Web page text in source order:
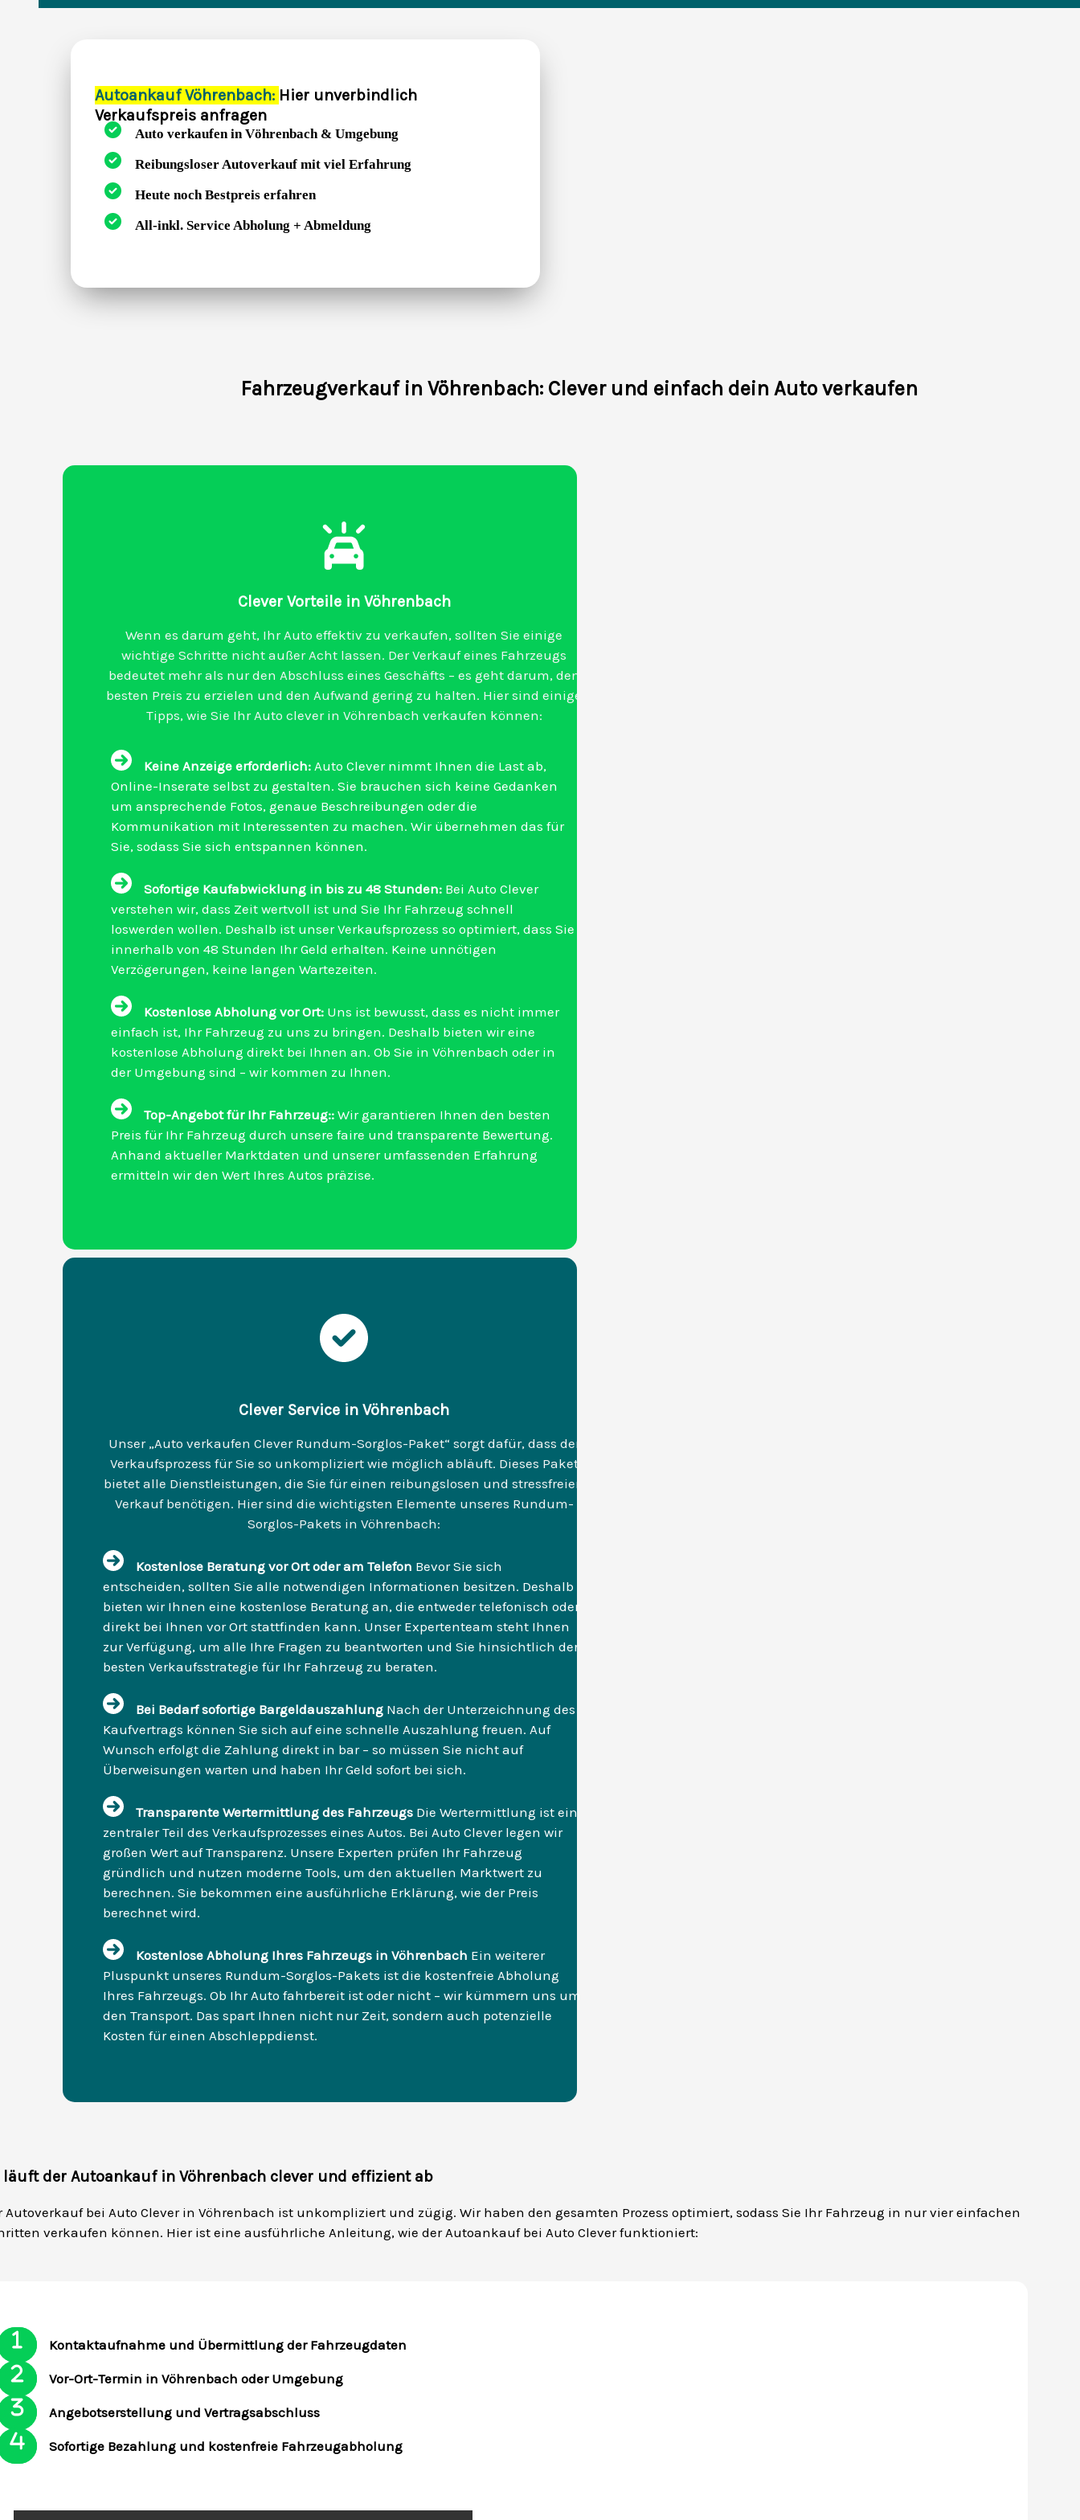
Autoankauf Vöhrenbach: Hier unverbindlich
Verkaufspreis anfragen
Auto verkaufen in Vöhrenbach & Umgebung
Reibungsloser Autoverkauf mit viel Erfahrung
Heute noch Bestpreis erfahren
All-inkl. Service Abholung + Abmeldung
Fahrzeugverkauf in Vöhrenbach: Clever und einfach dein Auto verkaufen
Clever Vorteile in Vöhrenbach
Wenn es darum geht, Ihr Auto effektiv zu verkaufen, sollten Sie einige
wichtige Schritte nicht außer Acht lassen. Der Verkauf eines Fahrzeugs
bedeutet mehr als nur den Abschluss eines Geschäfts – es geht darum, den
besten Preis zu erzielen und den Aufwand gering zu halten. Hier sind einige
Tipps, wie Sie Ihr Auto clever in Vöhrenbach verkaufen können:
Keine Anzeige erforderlich: Auto Clever nimmt Ihnen die Last ab,
Online-Inserate selbst zu gestalten. Sie brauchen sich keine Gedanken
um ansprechende Fotos, genaue Beschreibungen oder die
Kommunikation mit Interessenten zu machen. Wir übernehmen das für
Sie, sodass Sie sich entspannen können.
Sofortige Kaufabwicklung in bis zu 48 Stunden: Bei Auto Clever
verstehen wir, dass Zeit wertvoll ist und Sie Ihr Fahrzeug schnell
loswerden wollen. Deshalb ist unser Verkaufsprozess so optimiert, dass Sie
innerhalb von 48 Stunden Ihr Geld erhalten. Keine unnötigen
Verzögerungen, keine langen Wartezeiten.
Kostenlose Abholung vor Ort: Uns ist bewusst, dass es nicht immer
einfach ist, Ihr Fahrzeug zu uns zu bringen. Deshalb bieten wir eine
kostenlose Abholung direkt bei Ihnen an. Ob Sie in Vöhrenbach oder in
der Umgebung sind – wir kommen zu Ihnen.
Top-Angebot für Ihr Fahrzeug:: Wir garantieren Ihnen den besten
Preis für Ihr Fahrzeug durch unsere faire und transparente Bewertung.
Anhand aktueller Marktdaten und unserer umfassenden Erfahrung
ermitteln wir den Wert Ihres Autos präzise.
Clever Service in Vöhrenbach
Unser „Auto verkaufen Clever Rundum-Sorglos-Paket“ sorgt dafür, dass der
Verkaufsprozess für Sie so unkompliziert wie möglich abläuft. Dieses Paket
bietet alle Dienstleistungen, die Sie für einen reibungslosen und stressfreien
Verkauf benötigen. Hier sind die wichtigsten Elemente unseres Rundum-
Sorglos-Pakets in Vöhrenbach:
Kostenlose Beratung vor Ort oder am Telefon Bevor Sie sich
entscheiden, sollten Sie alle notwendigen Informationen besitzen. Deshalb
bieten wir Ihnen eine kostenlose Beratung an, die entweder telefonisch oder
direkt bei Ihnen vor Ort stattfinden kann. Unser Expertenteam steht Ihnen
zur Verfügung, um alle Ihre Fragen zu beantworten und Sie hinsichtlich der
besten Verkaufsstrategie für Ihr Fahrzeug zu beraten.
Bei Bedarf sofortige Bargeldauszahlung Nach der Unterzeichnung des
Kaufvertrags können Sie sich auf eine schnelle Auszahlung freuen. Auf
Wunsch erfolgt die Zahlung direkt in bar – so müssen Sie nicht auf
Überweisungen warten und haben Ihr Geld sofort bei sich.
Transparente Wertermittlung des Fahrzeugs Die Wertermittlung ist ein
zentraler Teil des Verkaufsprozesses eines Autos. Bei Auto Clever legen wir
großen Wert auf Transparenz. Unsere Experten prüfen Ihr Fahrzeug
gründlich und nutzen moderne Tools, um den aktuellen Marktwert zu
berechnen. Sie bekommen eine ausführliche Erklärung, wie der Preis
berechnet wird.
Kostenlose Abholung Ihres Fahrzeugs in Vöhrenbach Ein weiterer
Pluspunkt unseres Rundum-Sorglos-Pakets ist die kostenfreie Abholung
Ihres Fahrzeugs. Ob Ihr Auto fahrbereit ist oder nicht – wir kümmern uns um
den Transport. Das spart Ihnen nicht nur Zeit, sondern auch potenzielle
Kosten für einen Abschleppdienst.
läuft der Autoankauf in Vöhrenbach clever und effizient ab
Autoverkauf bei Auto Clever in Vöhrenbach ist unkompliziert und zügig. Wir haben den gesamten Prozess optimiert, sodass Sie Ihr Fahrzeug in nur vier einfachen
verkaufen können. Hier ist eine ausführliche Anleitung, wie der Autoankauf bei Auto Clever funktioniert:
Kontaktaufnahme und Übermittlung der Fahrzeugdaten
Vor-Ort-Termin in Vöhrenbach oder Umgebung
Angebotserstellung und Vertragsabschluss
Sofortige Bezahlung und kostenfreie Fahrzeugabholung